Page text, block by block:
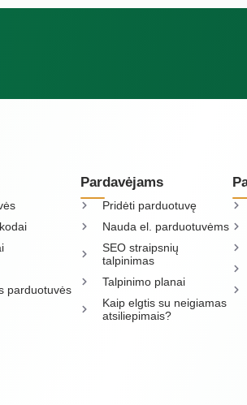
parduotuvės
Pardavėjams
Pridėti parduotuvę
Nauda el. parduotuvėms
SEO straipsnių
talpinimas
Talpinimo planai
Kaip elgtis su neigiamas
atsiliepimais?